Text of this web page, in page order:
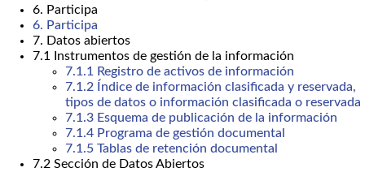
6. Participa
6. Participa
7. Datos abiertos
7.1 Instrumentos de gestión de la información
7.1.1 Registro de activos de información
7.1.2 Índice de información clasificada y reservada,
tipos de datos o información clasificada o reservada
7.1.3 Esquema de publicación de la información
7.1.4 Programa de gestión documental
7.1.5 Tablas de retención documental
7.2 Sección de Datos Abiertos